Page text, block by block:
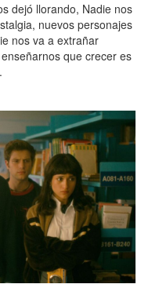
dejó llorando, Nadie nos
nuevos personajes
nos va a extrañar
que crecer es